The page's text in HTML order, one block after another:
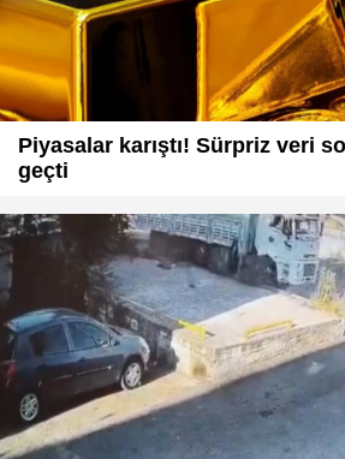
Piyasalar karıştı! Sürpriz veri
geçti